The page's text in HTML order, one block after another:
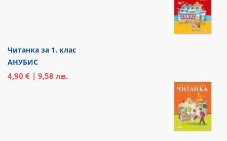
Читанка за 1. клас
АНУБИС
4,90 € | 9,58 лв.